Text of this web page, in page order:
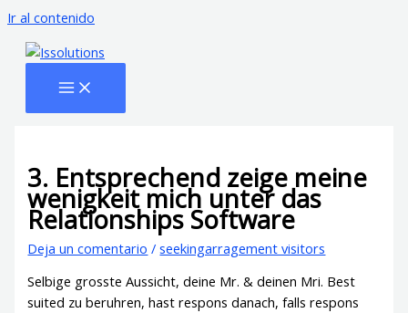
Ir al contenido
3. Entsprechend zeige meine
wenigkeit mich unter das
Relationships Software
Deja un comentario /seekingarragement visitors
Selbige grosste Aussicht, deine Mr. & deinen Mri. Best
suited zu beruhren, hast respons danach, falls respons